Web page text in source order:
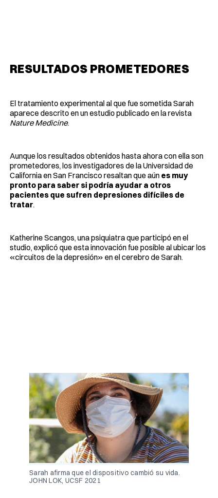
RESULTADOS PROMETEDORES
El tratamiento experimental al que fue sometida Sarah
aparece descrito en un estudio publicado en la revista
Nature Medicine.
Aunque los resultados obtenidos hasta ahora con ella son
prometedores, los investigadores de la Universidad de
California en San Francisco resaltan que aún es muy
pronto para saber si podría ayudar a otros
pacientes que sufren depresiones difíciles de
tratar.
Katherine Scangos, una psiquiatra que participó en el
studio, explicó que esta innovación fue posible al ubicar los
«circuitos de la depresión» en el cerebro de Sarah.
Sarah afirma que el dispositivo cambió su vida.
JOHN LOK, UCSF 2021